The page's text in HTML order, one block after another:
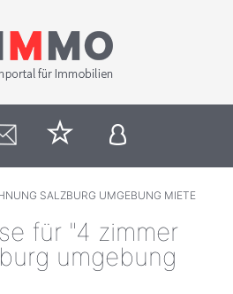
SALZBURG UMGEBUNG MIETE
für "4 zimmer
umgebung